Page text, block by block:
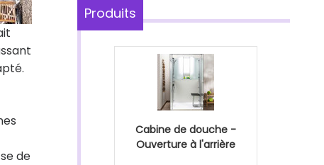
de
Produits
Cabine de douche -
Ouverture à l'arrière